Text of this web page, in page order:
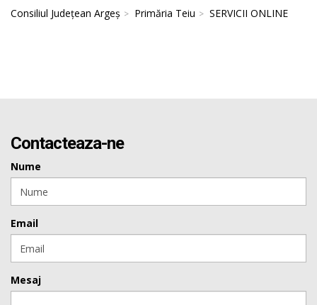
Consiliul Județean Argeș Primăria Teiu SERVICII ONLINE
Contacteaza-ne
Nume
Email
Mesaj